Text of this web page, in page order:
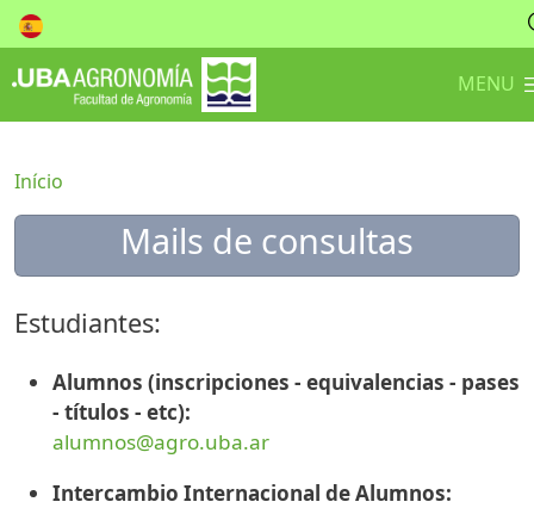
MENU
Início
Mails de consultas
Estudiantes:
Alumnos (inscripciones - equivalencias - pases
- títulos - etc):
alumnos@agro.uba.ar
Intercambio Internacional de Alumnos: